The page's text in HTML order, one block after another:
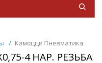
/ Камоцци Пневматика
4 НАР. РЕЗЬБА